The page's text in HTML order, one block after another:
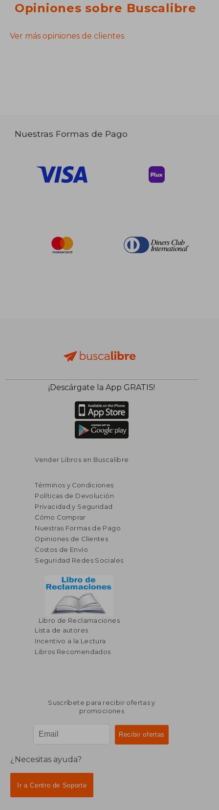
Opiniones sobre Buscalibre
Ver más opiniones de clientes
Nuestras Formas de Pago
¡Descárgate la App GRATIS!
Vender Libros en Buscalibre
Términos y Condiciones
Políticas de Devolución
Privacidad y Seguridad
Cómo Comprar
Nuestras Formas de Pago
Opiniones de Clientes
Costos de Envío
Seguridad Redes Sociales
Libro de Reclamaciones
Lista de autores
Incentivo a la Lectura
Libros Recomendados
Suscríbete para recibir ofertas y
promociones
¿Necesitas ayuda?
Ir a Centro de Soporte